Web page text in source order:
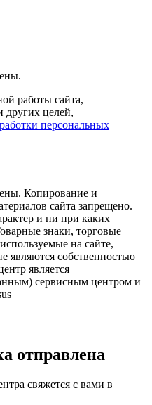
работы сайта,
других целей,
персональных
Копирование и
сайта запрещено.
и ни при каких
знаки, торговые
на сайте,
являются собственностью
является
сервисным центром и
отправлена
свяжется с вами в